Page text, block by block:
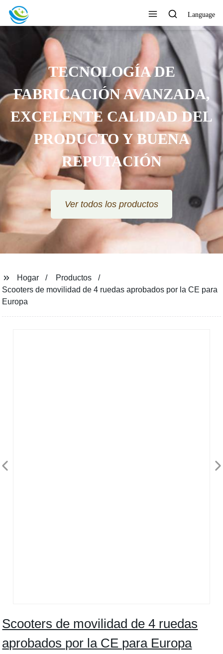
Language
CENTRARSE EN EL DISEÑO,
LA PRODUCCIÓN Y LAS
VENTAS COMO UNA
GARANTÍA DE CALIDAD
Ver todos los productos
Hogar
Productos
Scooters de movilidad de 4 ruedas aprobados por la CE para
Europa
Scooters de movilidad de 4 ruedas
aprobados por la CE para Europa